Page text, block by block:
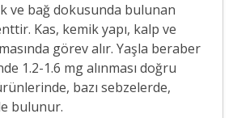
ve bağ dokusunda bulunan
Kas, kemik yapı, kalp ve
görev alır. Yaşla beraber
1.2-1.6 mg alınması doğru
bazı sebzelerde,
bulunur.